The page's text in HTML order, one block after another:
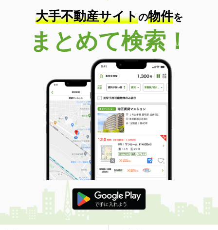
大手不動産サイトの物件を
まとめて検索！